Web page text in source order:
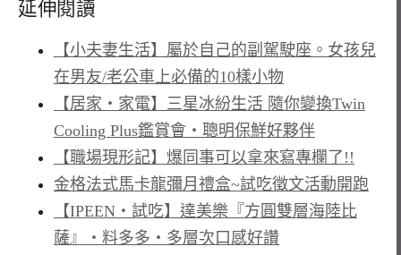
延伸閱讀
【小夫妻生活】屬於自己的副駕駛座。女孩兒
在男友/老公車上必備的10樣小物
【居家‧家電】三星冰紛生活 隨你變換Twin
Cooling Plus鑑賞會‧聰明保鮮好夥伴
【職場現形記】爆同事可以拿來寫專欄了!!
金格法式馬卡龍彌月禮盒~試吃徵文活動開跑
【IPEEN‧試吃】達美樂『方圓雙層海陸比
薩』‧料多多‧多層次口感好讚